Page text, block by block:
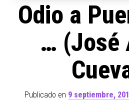
Odio a
… (José
Publicado en 9 septiembre,